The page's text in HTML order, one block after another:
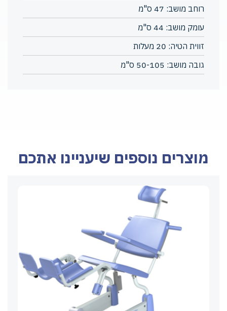
רוחב מושב: 47 ס"מ
עומק מושב: 44 ס"מ
זווית הטיה: 20 מעלות
גובה מושב: 50-105 ס"מ
מוצרים נוספים שיעניינו אתכם